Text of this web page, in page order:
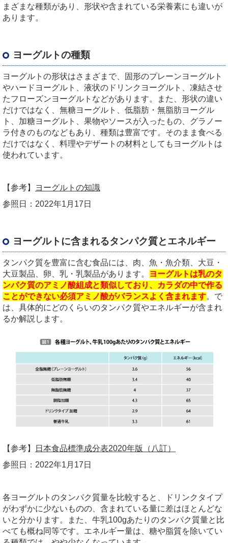
まざまな種類があり、形状や含まれている栄養素にも違いが
あります。
ヨーグルトの種類
ヨーグルトの形状はさまざまで、固形のプレーンヨーグルト
やハードヨーグルト、液状のドリンクヨーグルト、凍結させ
たフローズンヨーグルトなどがあります。また、形状の違い
だけではなく、無糖ヨーグルト、低脂肪・無脂肪ヨーグル
ト、加糖ヨーグルト、果物やソースが入ったもの、グラノー
ラ付きのものなどもあり、種類は豊富です。そのまま食べる
だけではなく、料理やデザートの材料としてもヨーグルトは
使われています。
【参考】
ヨーグルトの知識
参照日：2022年1月17日
ヨーグルトに含まれるタンパク質とエネルギー
タンパク質を豊富に含む食品には、肉、魚・魚介類、大豆・
大豆製品、卵、乳・乳製品があります。
ヨーグルトは乳のタ
ンパク質のアミノ酸組成と類似しており、カラダの中で作る
ことができない必須アミノ酸がバランスよく含まれます。で
は、具体的にどのくらいのタンパク質やエネルギーが含まれ
るか解説します。
【参考】
日本食品標準成分表2020年版（八訂）
参照日：2022年1月17日
各ヨーグルトのタンパク質量を比較すると、ドリンクタイプ
がわずかに少ないものの、含まれている量に差はほとんどな
いと分かります。また、牛乳100gあたりのタンパク質量と比
べても概ね同等です。エネルギー量は、糖や脂質を除いてい